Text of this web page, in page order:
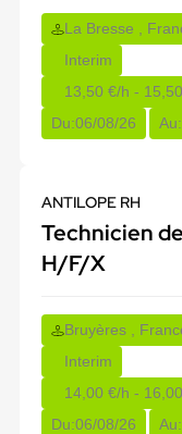
La Bresse ,
Interim
13,50 €/h -
Du:06/08/26 Au:
ANTILOPE RH
Technicien
H/F/X
Bruyères ,
Interim
14,00 €/h -
Du:06/08/26 Au: